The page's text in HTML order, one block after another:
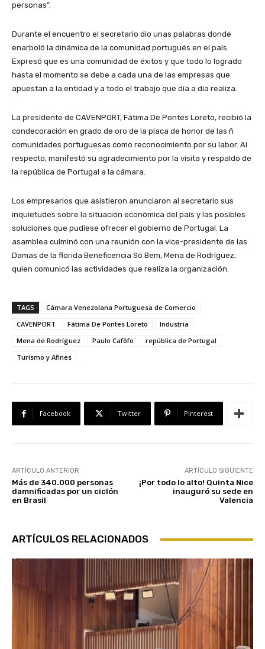
personas”.
Durante el encuentro el secretario dio unas palabras donde
enarboló la dinámica de la comunidad portugués en el país.
Expresó que es una comunidad de éxitos y que todo lo logrado
hasta el momento se debe a cada una de las empresas que
apuestan a la entidad y a todo el trabajo que día a día realiza.
La presidente de CAVENPORT, Fátima De Pontes Loreto, recibió la
condecoración en grado de oro de la placa de honor de las ñ
comunidades portuguesas como reconocimiento por su labor. Al
respecto, manifestó su agradecimiento por la visita y respaldo de
la república de Portugal a la cámara.
Los empresarios que asistieron anunciaron al secretario sus
inquietudes sobre la situación económica del país y las posibles
soluciones que pudiese ofrecer el gobierno de Portugal. La
asamblea culminó con una reunión con la vice-presidente de las
Damas de la florida Beneficencia Só Bem, Mena de Rodríguez,
quien comunicó las actividades que realiza la organización.
TAGS
Cámara Venezolana Portuguesa de Comercio
CAVENPORT
Fátima De Pontes Loreto
Industria
Mena de Rodríguez
Paulo Cafôfo
república de Portugal
Turismo y Afines
Facebook Twitter Pinterest
ARTÍCULO ANTERIOR
Más de 340.000 personas
damnificadas por un ciclón
en Brasil
ARTÍCULO SIGUIENTE
¡Por todo lo alto! Quinta Nice
inauguró su sede en
Valencia
ARTÍCULOS RELACIONADOS